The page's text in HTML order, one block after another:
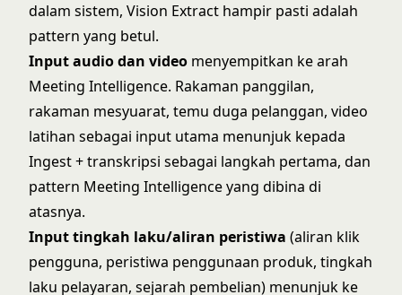
dalam sistem, Vision Extract hampir pasti adalah
pattern yang betul.
Input audio dan video menyempitkan ke arah
Meeting Intelligence. Rakaman panggilan,
rakaman mesyuarat, temu duga pelanggan, video
latihan sebagai input utama menunjuk kepada
Ingest + transkripsi sebagai langkah pertama, dan
pattern Meeting Intelligence yang dibina di
atasnya.
Input tingkah laku/aliran peristiwa (aliran klik
pengguna, peristiwa penggunaan produk, tingkah
laku pelayaran, sejarah pembelian) menunjuk ke